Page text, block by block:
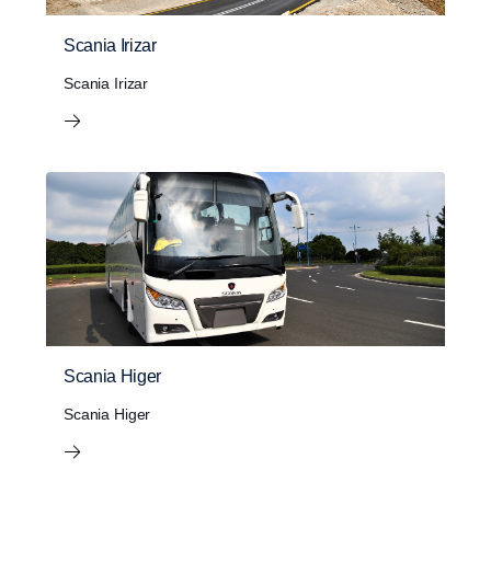
Scania Irizar
Scania Irizar
Scania Higer
Scania Higer